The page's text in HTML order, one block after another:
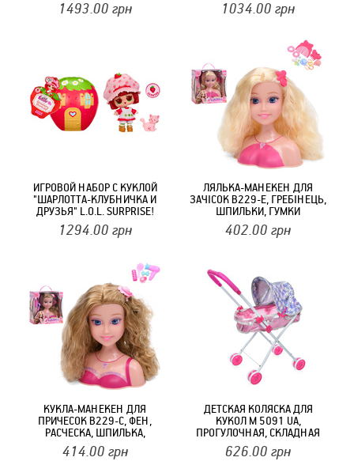
1493.00 грн 1034.00 грн
ИГРОВОЙ НАБОР С КУКЛОЙ
"ШАРЛОТТА-КЛУБНИЧКА И
ДРУЗЬЯ" L.O.L. SURPRISE!
596530 СЕРИИ "LOVES
STRAWBERRY SHORTCAKE"
1294.00 грн
ЛЯЛЬКА-МАНЕКЕН ДЛЯ
ЗАЧІСОК B229-E, ГРЕБІНЕЦЬ,
ШПИЛЬКИ, ГУМКИ
402.00 грн
КУКЛА-МАНЕКЕН ДЛЯ
ПРИЧЕСОК B229-C, ФЕН,
РАСЧЕСКА, ШПИЛЬКА,
БИГУДИ
414.00 грн
ДЕТСКАЯ КОЛЯСКА ДЛЯ
КУКОЛ M 5091 UA,
ПРОГУЛОЧНАЯ, СКЛАДНАЯ
626.00 грн